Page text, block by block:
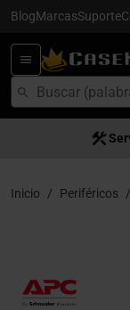
BlogMarcasSuporte
Inicio Periféricos